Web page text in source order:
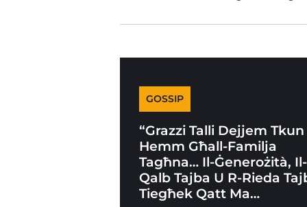
GOSSIP
“Grazzi Talli Dejjem Tkun
Hemm Għall-Familja
Tagħna… Il-Ġenerożità, Il-
Qalb Tajba U R-Rieda
Tiegħek Qatt Ma…